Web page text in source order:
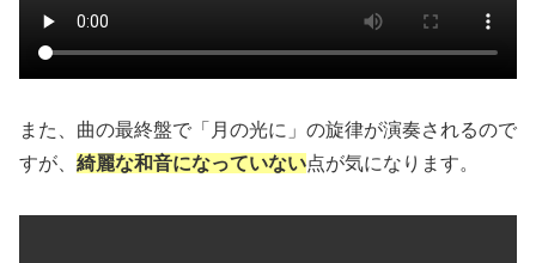
また、曲の最終盤で「月の光に」の旋律が演奏されるので
すが、 綺麗な和音になっていない点が気になります。